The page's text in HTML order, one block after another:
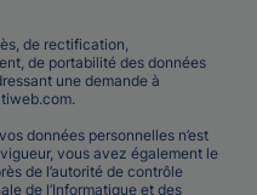
de rectification,
de portabilité des données
une demande à
.
données personnelles n’est
vous avez également le
de l’autorité de contrôle
de l’Informatique et des